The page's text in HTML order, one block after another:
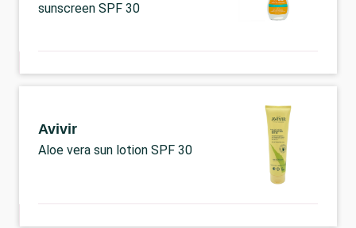
sunscreen SPF 30
Avivir
Aloe vera sun lotion SPF 30